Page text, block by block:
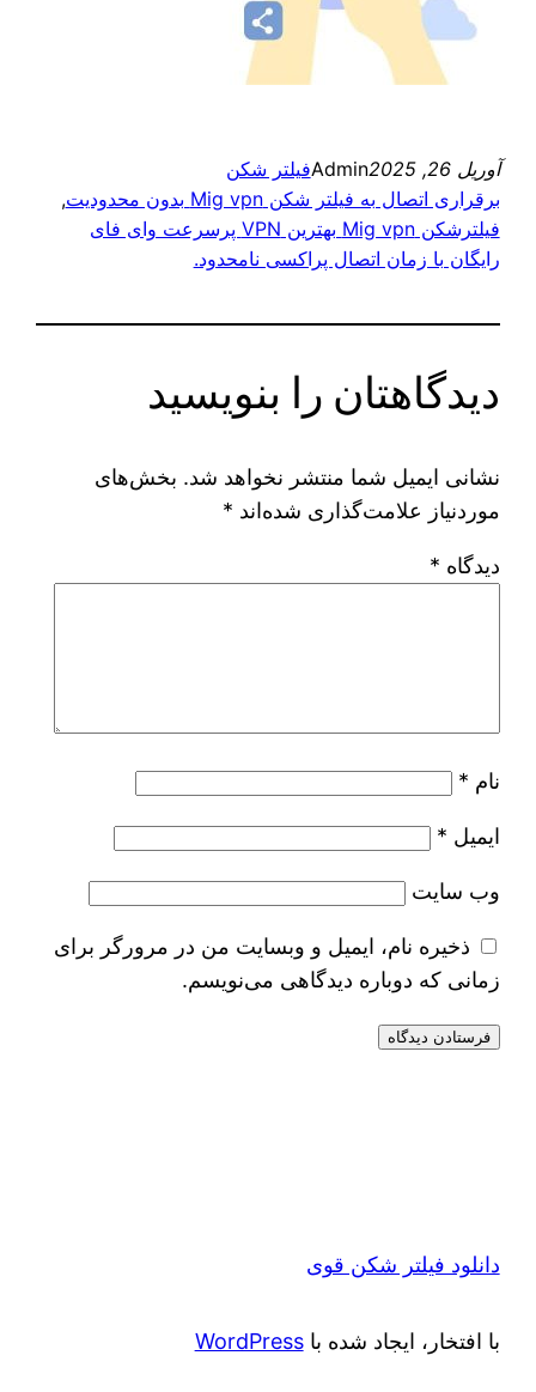
آوریل 26, 2025 Adminفیلتر شکن
برقراری اتصال به فیلتر شکن Mig vpn بدون محدودیت
,
فیلترشکن Mig vpn بهترین VPN پرسرعت وای فای
رایگان با زمان اتصال پراکسی نامحدود.
دیدگاهتان را بنویسید
نشانی ایمیل شما منتشر نخواهد شد. بخش‌های
موردنیاز علامت‌گذاری شده‌اند *
دیدگاه *
نام *
ایمیل *
وب‌ سایت
ذخیره نام، ایمیل و وبسایت من در مرورگر برای
زمانی که دوباره دیدگاهی می‌نویسم.
دانلود فیلتر شکن قوی
با افتخار، ایجاد شده باWordPress